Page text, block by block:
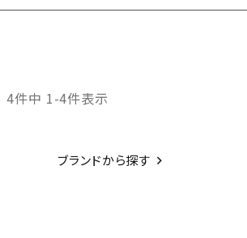
4件中 1-4件表示
ブランドから探す